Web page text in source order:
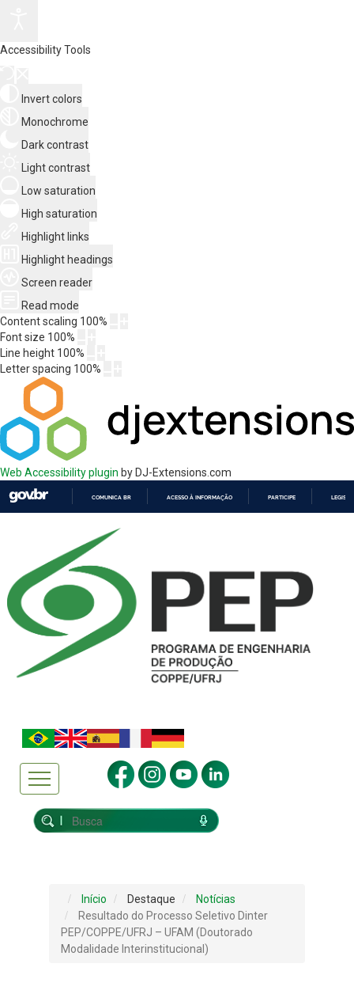
Accessibility Tools
Invert colors
Monochrome
Dark contrast
Light contrast
Low saturation
High saturation
Highlight links
Highlight headings
Screen reader
Read mode
Content scaling 100%
Font size 100%
Line height 100%
Letter spacing 100%
Web Accessibility plugin by DJ-Extensions.com
COMUNICA BR ACESSO À INFORMAÇÃO PARTICIPE
Início Destaque
Notícias
Resultado do Processo Seletivo Dinter
PEP/COPPE/UFRJ – UFAM (Doutorado
Modalidade Interinstitucional)